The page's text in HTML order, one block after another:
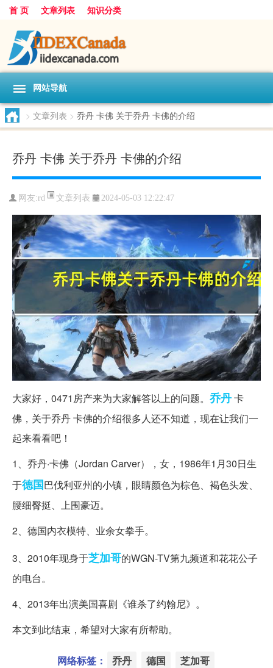
首 页 文章列表 知识分类
网站导航
> 文章列表 > 乔丹 卡佛 关于乔丹 卡佛的介绍
乔丹 卡佛 关于乔丹 卡佛的介绍
网友:rd 文章列表 2024-05-03 12:22:47
大家好，0471房产来为大家解答以上的问题。 乔丹卡
佛，关于乔丹 卡佛的介绍很多人还不知道，现在让我们一
起来看看吧！
1、乔丹·卡佛（Jordan Carver），女，1986年1月30日生
于德国巴伐利亚州的小镇，眼睛颜色为棕色、褐色头发、
腰细臀挺、上围豪迈。
2、德国内衣模特、业余女拳手。
3、2010年现身于芝加哥的WGN-TV第九频道和花花公子
的电台。
4、2013年出演美国喜剧《谁杀了约翰尼》。
本文到此结束，希望对大家有所帮助。
网络标签： 乔丹 德国 芝加哥